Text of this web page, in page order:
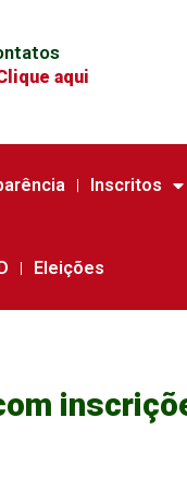
aqui
Inscritos
Eleições